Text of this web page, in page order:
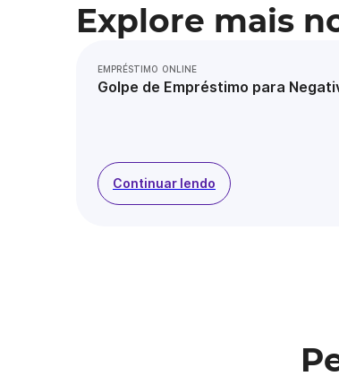
Explore mais
EMPRÉSTIMO ONLINE
Golpe de Empréstimo para
Continuar lendo